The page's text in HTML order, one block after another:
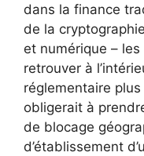
dans la finance
de la
et numérique –
retrouver à
réglementaire
obligerait à
de blocage
d’établissement